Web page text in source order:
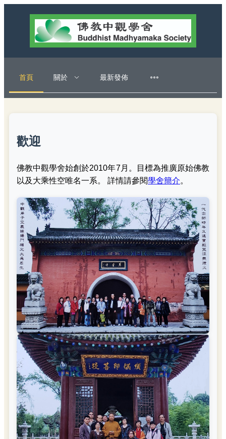
首頁 關於 最新發佈
歡迎
佛教中觀學舍始創於2010年7月。目標為推廣原始佛教
以及大乘性空唯名一系。 詳情請參閱學舍簡介。